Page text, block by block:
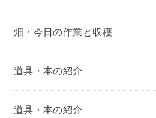
畑・今日の作業と収穫
道具・本の紹介
道具・本の紹介